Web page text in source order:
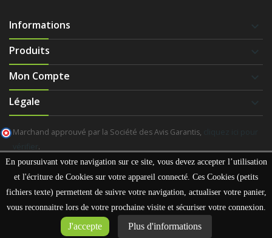
En poursuivant votre navigation sur ce site, vous devez accepter l’utilisation
et l'écriture de Cookies sur votre appareil connecté. Ces Cookies (petits
fichiers texte) permettent de suivre votre navigation, actualiser votre panier,
vous reconnaitre lors de votre prochaine visite et sécuriser votre connexion.
J'accepte Plus d'informations
Informations
Produits
Mon Compte
Légale
Marchand approuvé par la Société des Avis Garantis,
.